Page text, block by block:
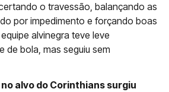
o travessão, balançando as
por impedimento e forçando boas
alvinegra teve leve
de bola, mas seguiu sem
alvo do Corinthians surgiu